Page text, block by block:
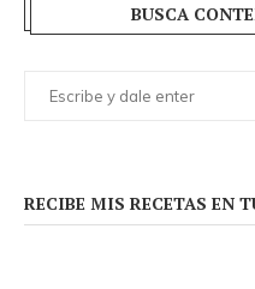
BUSCA
RECIBE MIS RECETAS EN